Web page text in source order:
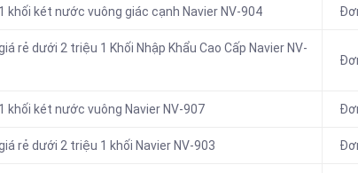
khối két nước vuông giác cạnh Navier NV-904
rẻ dưới 2 triệu 1 Khối Nhập Khẩu Cao Cấp Navier NV-
khối két nước vuông Navier NV-907
rẻ dưới 2 triệu 1 khối Navier NV-903